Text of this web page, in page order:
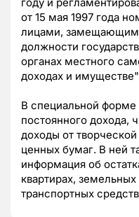
году и
от 15 мая 1997 года
лицами,
должности
органах местного
доходах и
В специальной
постоянного дохода,
доходы от
ценных бумаг. В ней
информация об
квартирах,
транспортных